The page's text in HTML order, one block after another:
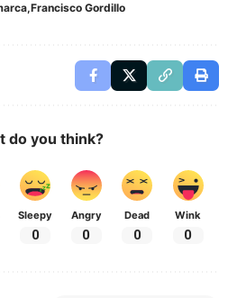
Francisco Gordillo
do you think?
Sleepy
0
Angry
0
Dead
0
Wink
0